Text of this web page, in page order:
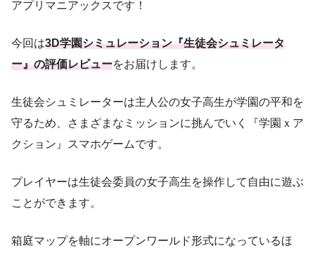
アプリマニアックスです！
今回は3D学園シミュレーション『生徒会シュミレータ
ー』の評価レビューをお届けします。
生徒会シュミレーターは主人公の女子高生が学園の平和を
守るため、さまざまなミッションに挑んでいく『学園ｘア
クション』スマホゲームです。
プレイヤーは生徒会委員の女子高生を操作して自由に遊ぶ
ことができます。
箱庭マップを軸にオープンワールド形式になっているほ